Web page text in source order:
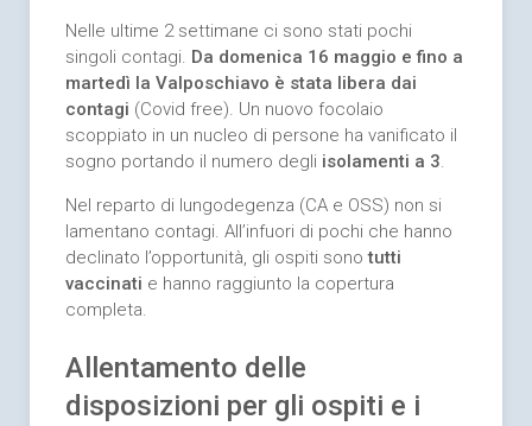
Nelle ultime 2 settimane ci sono stati pochi
singoli contagi. Da domenica 16 maggio e fino a
martedì la Valposchiavo è stata libera dai
contagi (Covid free). Un nuovo focolaio
scoppiato in un nucleo di persone ha vanificato il
sogno portando il numero degli isolamenti a 3.
Nel reparto di lungodegenza (CA e OSS) non si
lamentano contagi. All’infuori di pochi che hanno
declinato l’opportunità, gli ospiti sonotutti
vaccinati e hanno raggiunto la copertura
completa.
Allentamento delle
disposizioni per gli ospiti e i